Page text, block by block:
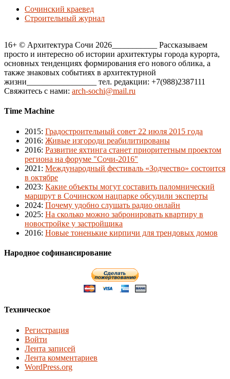
Сочинский краевед
Строительный журнал
16+ © Архитектура Сочи 2026___________ Рассказываем
просто и интересно об истории архитектуры города курорта,
основных тенденциях формирования его нового облика, а
также знаковых событиях в архитектурной
жизни_________________ тел. редакции: +7(988)2387111
Свяжитесь с нами: arch-sochi@mail.ru
Time Machine
2015: Градостроительный совет 22 июля 2015 года
2016: Живые изгороди реабилитированы
2016: Развитие яхтинга станет приоритетным проектом
региона на форуме "Сочи-2016"
2021 : Международный фестиваль «Зодчество» состоится
в октябре
2023: Какие объекты могут составить паломнический
маршрут в Сочинском нацпарке обсудили эксперты
2024: Почему удобно слушать радио онлайн
2025: На сколько можно забронировать квартиру в
новостройке у застройщика
2016: Новые тоненькие кирпичи для трендовых домов
Народное софинансирование
Техническое
Регистрация
Войти
Лента записей
Лента комментариев
WordPress.org